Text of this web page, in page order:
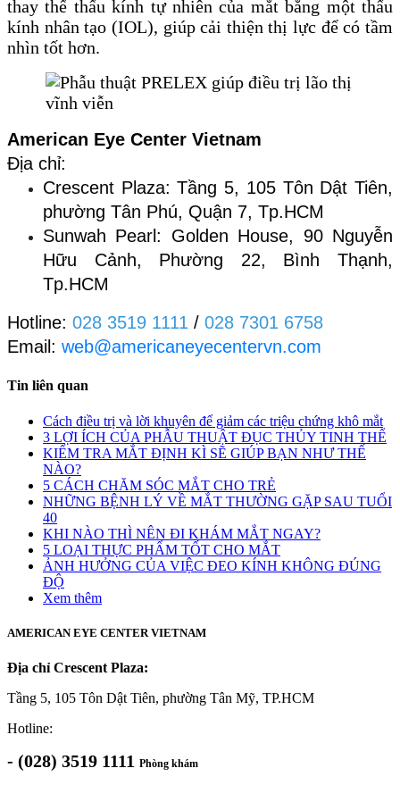
thay thế thấu kính tự nhiên của mắt bằng một thấu
kính nhân tạo (IOL), giúp cải thiện thị lực để có tầm
nhìn tốt hơn.
American Eye Center Vietnam
Địa chỉ:
Crescent Plaza: Tầng 5, 105 Tôn Dật Tiên,
phường Tân Phú, Quận 7, Tp.HCM
Sunwah Pearl: Golden House, 90 Nguyễn
Hữu Cảnh, Phường 22, Bình Thạnh,
Tp.HCM
Hotline: 028 3519 1111 / 028 7301 6758
Email: web@americaneyecentervn.com
Tin liên quan
Cách điều trị và lời khuyên để giảm các triệu chứng khô mắt
3 LỢI ÍCH CỦA PHẪU THUẬT ĐỤC THỦY TINH THỂ
KIỂM TRA MẮT ĐỊNH KÌ SẼ GIÚP BẠN NHƯ THẾ
NÀO?
5 CÁCH CHĂM SÓC MẮT CHO TRẺ
NHỮNG BỆNH LÝ VỀ MẮT THƯỜNG GẶP SAU TUỔI
40
KHI NÀO THÌ NÊN ĐI KHÁM MẮT NGAY?
5 LOẠI THỰC PHẨM TỐT CHO MẮT
ẢNH HƯỞNG CỦA VIỆC ĐEO KÍNH KHÔNG ĐÚNG
ĐỘ
Xem thêm
AMERICAN EYE CENTER VIETNAM
Địa chỉ Crescent Plaza:
Tầng 5, 105 Tôn Dật Tiên, phường Tân Mỹ, TP.HCM
Hotline:
- (028) 3519 1111 Phòng khám